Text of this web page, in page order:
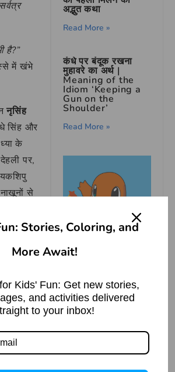
है?”
में खंभे
नृसिंह
सिंह और
के
पर,
से
है। राजा
कब्जा
परेशान
के पास
अद्भुत कथा
Read More »
कंधे पर बंदूक रखना
मुहावरे का अर्थ |
Meaning of the
Idiom ‘Keeping a
Gun on the
Shoulder’
Read More »
How To Draw
Charizard |
Pokemon Draw|
Stories, Coloring, and
More Await!
Kids' Fun: Get new stories,
and activities delivered
to your inbox!